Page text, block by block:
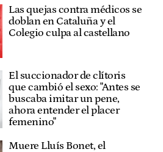
Las quejas contra médicos se
doblan en Cataluña y el
Colegio culpa al castellano
El succionador de clítoris
que cambió el sexo: "Antes se
buscaba imitar un pene,
ahora entender el placer
femenino"
Muere Lluís Bonet, el